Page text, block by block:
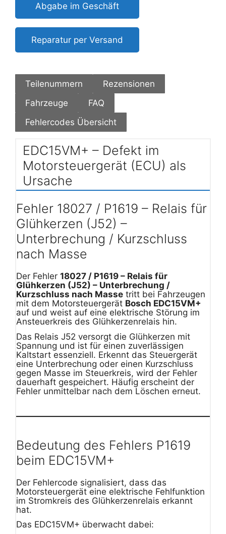
Abgabe im Geschäft
Reparatur per Versand
Teilenummern
Rezensionen
Fahrzeuge
FAQ
Fehlercodes Übersicht
EDC15VM+ – Defekt im
Motorsteuergerät (ECU) als
Ursache
Fehler 18027 / P1619 – Relais für
Glühkerzen (J52) –
Unterbrechung / Kurzschluss
nach Masse
Der Fehler 18027 / P1619 – Relais für
Glühkerzen (J52) – Unterbrechung /
Kurzschluss nach Masse tritt bei Fahrzeugen
mit dem Motorsteuergerät Bosch EDC15VM+
auf und weist auf eine elektrische Störung im
Ansteuerkreis des Glühkerzenrelais hin.
Das Relais J52 versorgt die Glühkerzen mit
Spannung und ist für einen zuverlässigen
Kaltstart essenziell. Erkennt das Steuergerät
eine Unterbrechung oder einen Kurzschluss
gegen Masse im Steuerkreis, wird der Fehler
dauerhaft gespeichert. Häufig erscheint der
Fehler unmittelbar nach dem Löschen erneut.
Bedeutung des Fehlers P1619
beim EDC15VM+
Der Fehlercode signalisiert, dass das
Motorsteuergerät eine elektrische Fehlfunktion
im Stromkreis des Glühkerzenrelais erkannt
hat.
Das EDC15VM+ überwacht dabei: